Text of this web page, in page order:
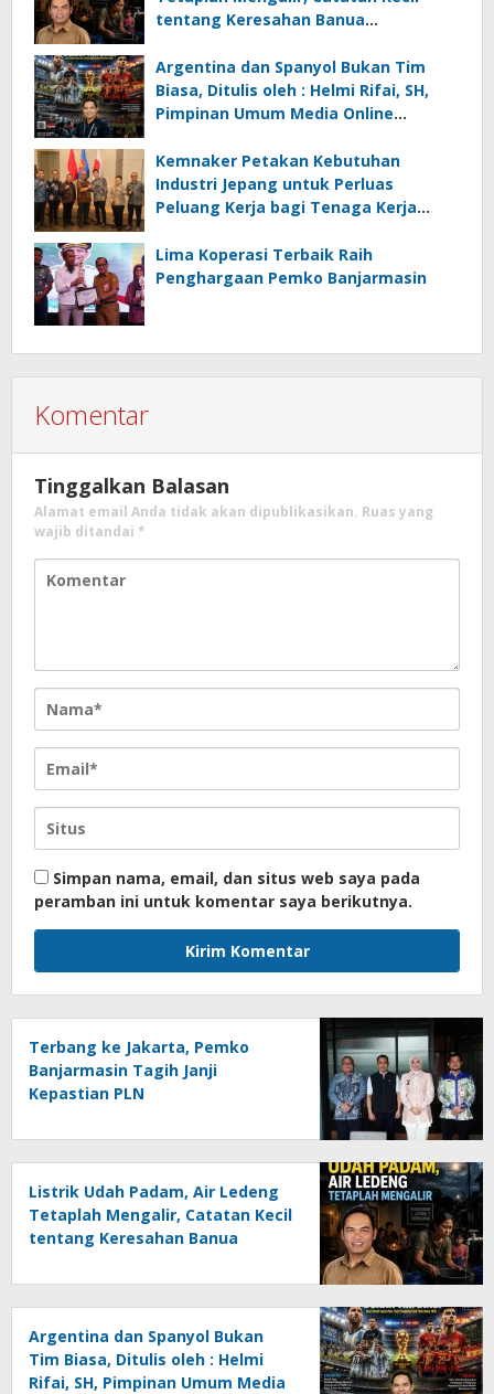
tentang Keresahan Banua
Ancaman Lingkungan, Oleh : Helmi
Rifai, SH
Argentina dan Spanyol Bukan Tim
Biasa, Ditulis oleh : Helmi Rifai, SH,
Pimpinan Umum Media Online
Kemnaker Petakan Kebutuhan
Industri Jepang untuk Perluas
Peluang Kerja bagi Tenaga Kerja
Lima Koperasi Terbaik Raih
Penghargaan Pemko Banjarmasin
Komentar
Tinggalkan Balasan
Alamat email Anda tidak akan dipublikasikan. Ruas yang
wajib ditandai *
Simpan nama, email, dan situs web saya pada
peramban ini untuk komentar saya berikutnya.
Terbang ke Jakarta, Pemko
Banjarmasin Tagih Janji
Kepastian PLN
Listrik Udah Padam, Air Ledeng
Tetaplah Mengalir, Catatan Kecil
tentang Keresahan Banua
Ancaman Lingkungan, Oleh :
Helmi Rifai, SH
Argentina dan Spanyol Bukan
Tim Biasa, Ditulis oleh : Helmi
Rifai, SH, Pimpinan Umum Media